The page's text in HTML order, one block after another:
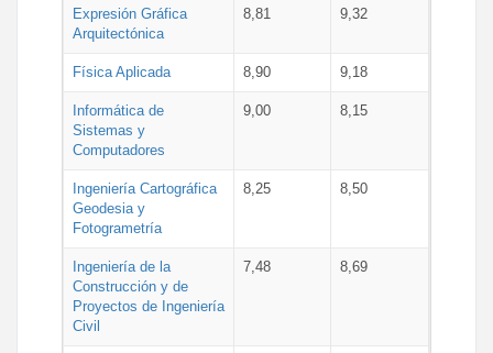
Expresión Gráfica
Arquitectónica
8,81 9,32
Física Aplicada 8,90 9,18
Informática de
Sistemas y
Computadores
9,00 8,15
Ingeniería Cartográfica
Geodesia y
Fotogrametría
8,25 8,50
Ingeniería de la
Construcción y de
Proyectos de Ingeniería
Civil
7,48 8,69